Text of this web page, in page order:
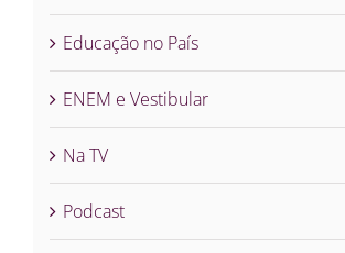
Educação no País
ENEM e Vestibular
Na TV
Podcast